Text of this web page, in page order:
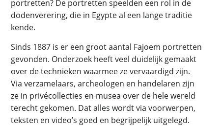
portretten? De portretten speelden een rol in de
dodenverering, die in Egypte al een lange traditie
kende.
Sinds 1887 is er een groot aantal Fajoem portretten
gevonden. Onderzoek heeft veel duidelijk gemaakt
over de technieken waarmee ze vervaardigd zijn.
Via verzamelaars, archeologen en handelaren zijn
ze in privécollecties en musea over de hele wereld
terecht gekomen. Dat alles wordt via voorwerpen,
teksten en video’s goed en begrijpelijk uitgelegd.